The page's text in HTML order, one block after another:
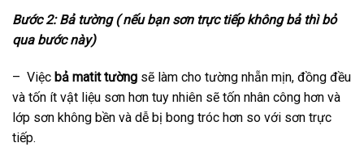
Bước 2: Bả tường ( nếu bạn sơn trực tiếp không bả thì bỏ
qua bước này)
– Việc bả matit tường sẽ làm cho tường nhẵn mịn, đồng đều
và tốn ít vật liệu sơn hơn tuy nhiên sẽ tốn nhân công hơn và
lớp sơn không bền và dễ bị bong tróc hơn so với sơn trực
tiếp.